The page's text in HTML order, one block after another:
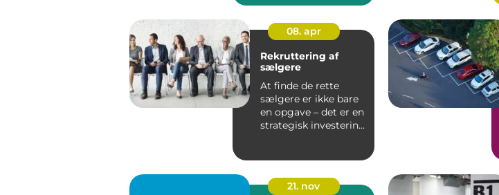
revi...
08. apr
Rekruttering af
sælgere
At finde de rette
sælgere er ikke bare
en opgave – det er en
strategisk investering
21. nov